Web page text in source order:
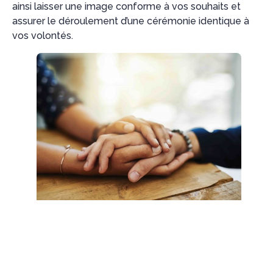
ainsi laisser une image conforme à vos souhaits et
assurer le déroulement d’une cérémonie identique à
vos volontés.